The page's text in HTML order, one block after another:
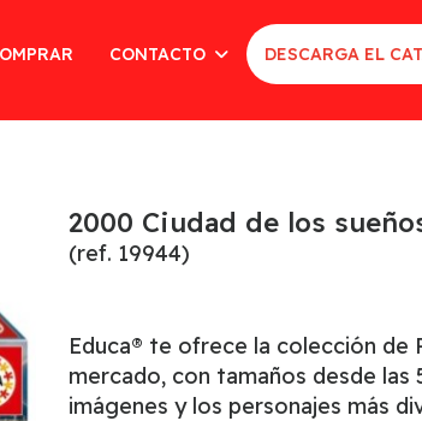
CONTACTO DESCARGA EL
2000 Ciudad de los
(ref. 19944)
Educa® te ofrece la colección de
mercado, con tamaños desde las
imágenes y los personajes más